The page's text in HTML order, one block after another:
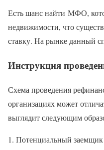
Есть шанс найти МФО,
недвижимости, что
ставку. На рынке данный
Инструкция
Схема проведения
организациях может
выглядит следующим
Потенциальный